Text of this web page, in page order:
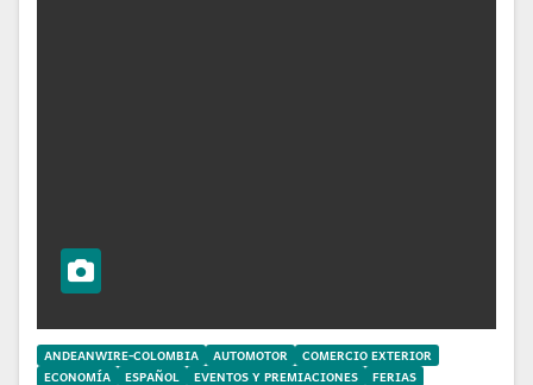
ANDEANWIRE-COLOMBIA AUTOMOTOR
COMERCIO EXTERIOR
ECONOMÍA
ESPAÑOL EVENTOS Y PREMIACIONES
FERIAS